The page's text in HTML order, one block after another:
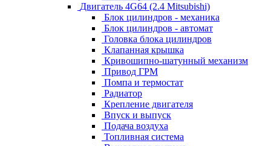
Двигатель 4G64 (2.4 Mitsubishi)
Блок цилиндров - механика
Блок цилиндров - автомат
Головка блока цилиндров
Клапанная крышка
Кривошипно-шатунный механизм
Привод ГРМ
Помпа и термостат
Радиатор
Крепление двигателя
Впуск и выпуск
Подача воздуха
Топливная система